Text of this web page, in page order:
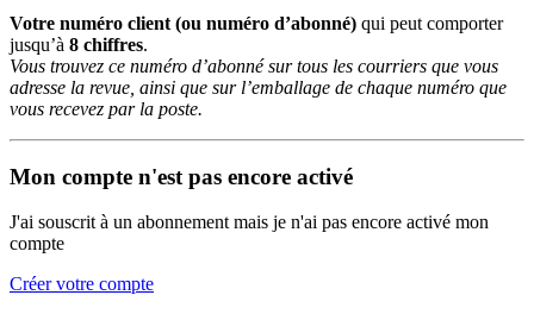
Votre numéro client (ou numéro d’abonné) qui peut comporter
jusqu’à 8 chiffres.
Vous trouvez ce numéro d’abonné sur tous les courriers que vous
adresse la revue, ainsi que sur l’emballage de chaque numéro que
vous recevez par la poste.
Mon compte n'est pas encore activé
J'ai souscrit à un abonnement mais je n'ai pas encore activé mon
compte
Créer votre compte